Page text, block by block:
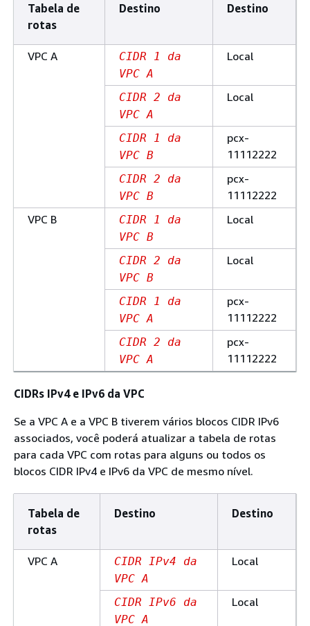
Tabela de
rotas
Destino Destino
VPC A
CIDR 1 da
VPC A
Local
CIDR 2 da
VPC A
Local
CIDR 1 da
VPC B
pcx-
11112222
CIDR 2 da
VPC B
pcx-
11112222
VPC B
CIDR 1 da
VPC B
Local
CIDR 2 da
VPC B
Local
CIDR 1 da
VPC A
pcx-
11112222
CIDR 2 da
VPC A
pcx-
11112222
CIDRs IPv4 e IPv6 da VPC
Se a VPC A e a VPC B tiverem vários blocos CIDR IPv6
associados, você poderá atualizar a tabela de rotas
para cada VPC com rotas para alguns ou todos os
blocos CIDR IPv4 e IPv6 da VPC de mesmo nível.
Tabela de
rotas
Destino Destino
VPC A
CIDR IPv4 da
VPC A
Local
CIDR IPv6 da
VPC A
Local